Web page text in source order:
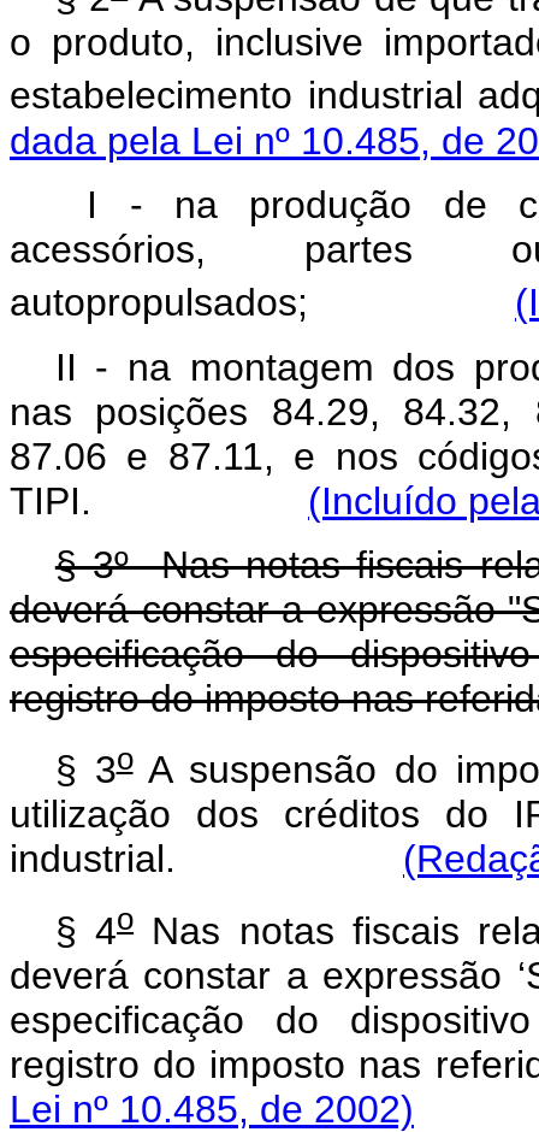
o produto, inclusive
estabelecimento industrial
dada pela Lei nº 10.485, de
I - na produção de
acessórios, partes
autopropulsados;
II - na montagem dos
nas posições 84.29,
87.06 e 87.11, e nos
TIPI. (Incluído
§ 3º Nas notas fiscais
deverá constar a expressão
especificação do
registro do imposto nas
§ 3oA suspensão do
utilização dos créditos do
industrial.
§ 4oNas notas fiscais
deverá constar a expressão
especificação do
registro do imposto
Lei nº 10.485, de 2002)